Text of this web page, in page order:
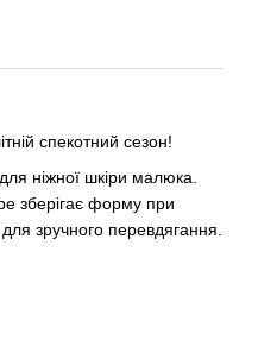
спекотний сезон!
ніжної шкіри малюка.
зберігає форму при
зручного перевдягання.